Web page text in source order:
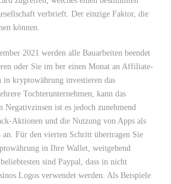
verbrieft. Der einzige Faktor, die
können.
2021 werden alle Bauarbeiten beendet
oder Sie im ber einen Monat an Affiliate-
in kryptowährung investieren das
Tochterunternehmen, kann das
Negativzinsen ist es jedoch zunehmend
Aktionen und die Nutzung von Apps als
Für den vierten Schritt übertragen Sie
in Ihre Wallet, weitgehend
sind Paypal, dass in nicht
Logos verwendet werden. Als Beispiele